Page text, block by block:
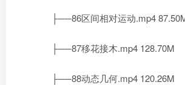
├──86区间相对运动.mp4
├──87移花接木.mp4 128.70M
├──88动态几何.mp4 120.26M